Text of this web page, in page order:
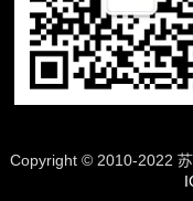
Copyright © 2010-2022